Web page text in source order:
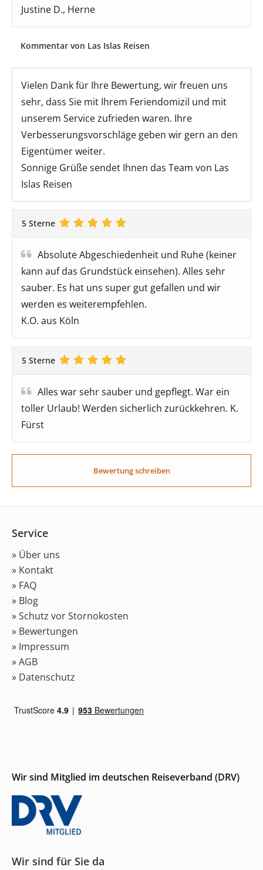
Justine D., Herne
Kommentar von Las Islas Reisen
Vielen Dank für Ihre Bewertung, wir freuen uns
sehr, dass Sie mit Ihrem Feriendomizil und mit
unserem Service zufrieden waren. Ihre
Verbesserungsvorschläge geben wir gern an den
Eigentümer weiter.
Sonnige Grüße sendet Ihnen das Team von Las
Islas Reisen
5 Sterne
Absolute Abgeschiedenheit und Ruhe (keiner
kann auf das Grundstück einsehen). Alles sehr
sauber. Es hat uns super gut gefallen und wir
werden es weiterempfehlen.
K.O. aus Köln
5 Sterne
Alles war sehr sauber und gepflegt. War ein
toller Urlaub! Werden sicherlich zurückkehren. K.
Fürst
Bewertung schreiben
Service
» Über uns
» Kontakt
» FAQ
» Blog
» Schutz vor Stornokosten
» Bewertungen
» Impressum
» AGB
» Datenschutz
Wir sind Mitglied im deutschen Reiseverband (DRV)
Wir sind für Sie da